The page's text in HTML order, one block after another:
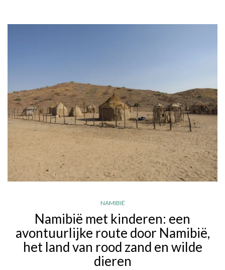
NAMIBIË
Namibië met kinderen: een
avontuurlijke route door Namibië,
het land van rood zand en wilde
dieren